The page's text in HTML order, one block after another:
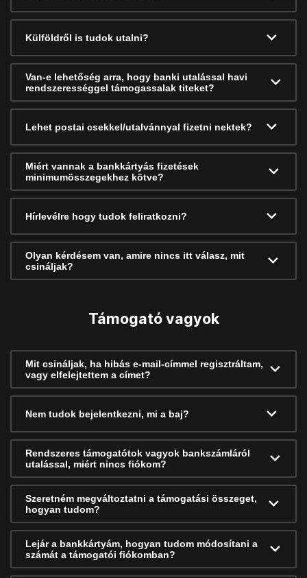
Külföldről is tudok utalni?
Van-e lehetőség arra, hogy banki utalással havi
rendszerességgel támogassalak titeket?
Lehet postai csekkel/utalvánnyal fizetni nektek?
Miért vannak a bankkártyás fizetések
minimumösszegekhez kötve?
Hírlevélre hogy tudok feliratkozni?
Olyan kérdésem van, amire nincs itt válasz, mit
csináljak?
Támogató vagyok
Mit csináljak, ha hibás e-mail-címmel regisztráltam,
vagy elfelejtettem a címet?
Nem tudok bejelentkezni, mi a baj?
Rendszeres támogatótok vagyok bankszámláról
utalással, miért nincs fiókom?
Szeretném megváltoztatni a támogatási összeget,
hogyan tudom?
Lejár a bankkártyám, hogyan tudom módosítani a
számát a támogatói fiókomban?